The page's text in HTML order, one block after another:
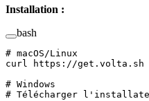
Installation :
bash
# macOS/Linux
curl https://get.volta.sh
# Windows
# Télécharger